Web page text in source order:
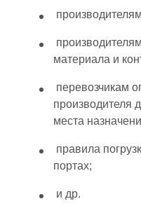
материала и
перевозчикам
производителя
места
правила
портах;
и др.